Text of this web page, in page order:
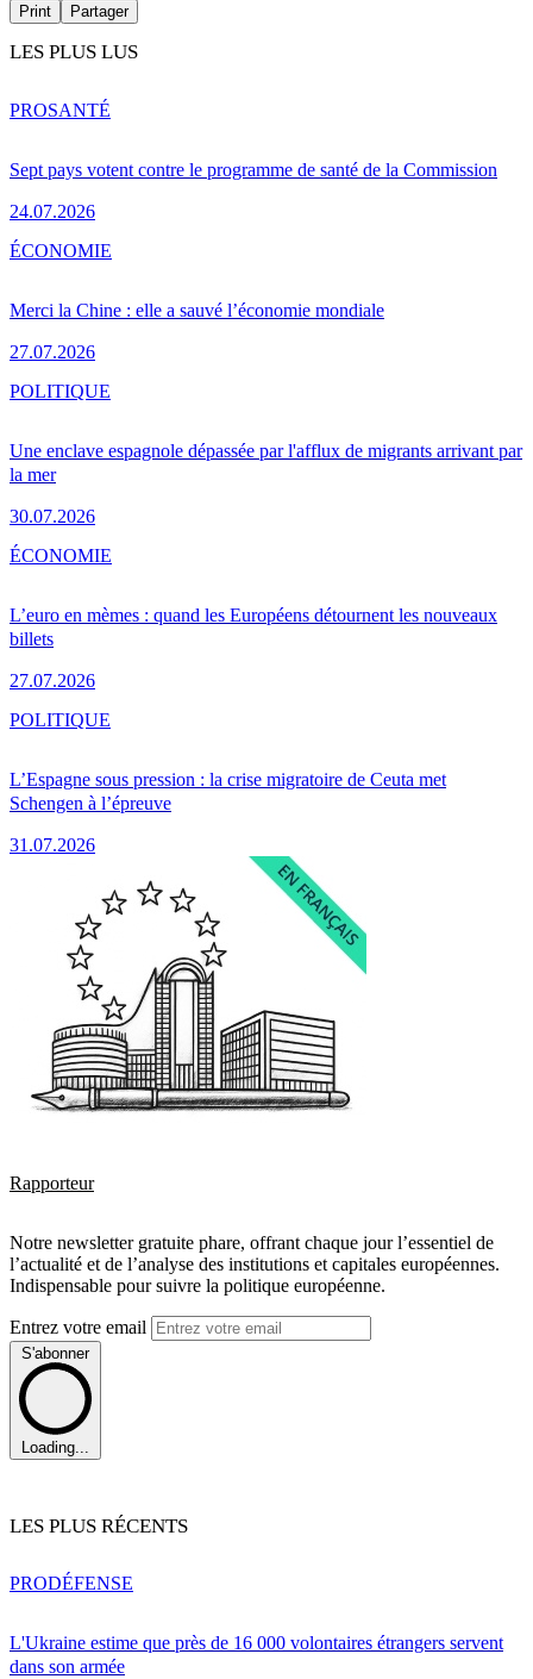
Print Partager
LES PLUS LUS
Sept pays votent contre le programme de santé de la Commission
24.07.2026
PROSANTÉ
Merci la Chine : elle a sauvé l’économie mondiale
27.07.2026
ÉCONOMIE
Une enclave espagnole dépassée par l'afflux de migrants arrivant par
la mer
30.07.2026
POLITIQUE
L’euro en mèmes : quand les Européens détournent les nouveaux
billets
27.07.2026
ÉCONOMIE
L’Espagne sous pression : la crise migratoire de Ceuta met
Schengen à l’épreuve
31.07.2026
POLITIQUE
Rapporteur
Notre newsletter gratuite phare, offrant chaque jour l’essentiel de
l’actualité et de l’analyse des institutions et capitales européennes.
Indispensable pour suivre la politique européenne.
Entrez votre email
S'abonner
Loading...
LES PLUS RÉCENTS
L'Ukraine estime que près de 16 000 volontaires étrangers servent
dans son armée
PRODÉFENSE